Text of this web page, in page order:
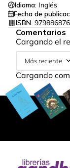
Idioma: Inglés
Fecha de
ISBN:
Comentarios
Cargando el
Más reciente
Cargando